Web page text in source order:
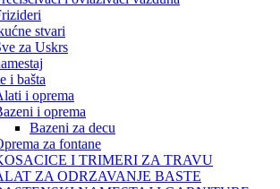
stvari
za Uskrs
i bašta
i oprema
i oprema
Bazeni za decu
za fontane
I TRIMERI ZA TRAVU
ZA ODRZAVANJE BASTE